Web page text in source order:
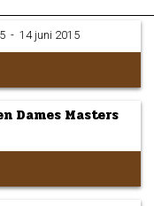
­ - ­ 14 juni 2015
Dames Masters